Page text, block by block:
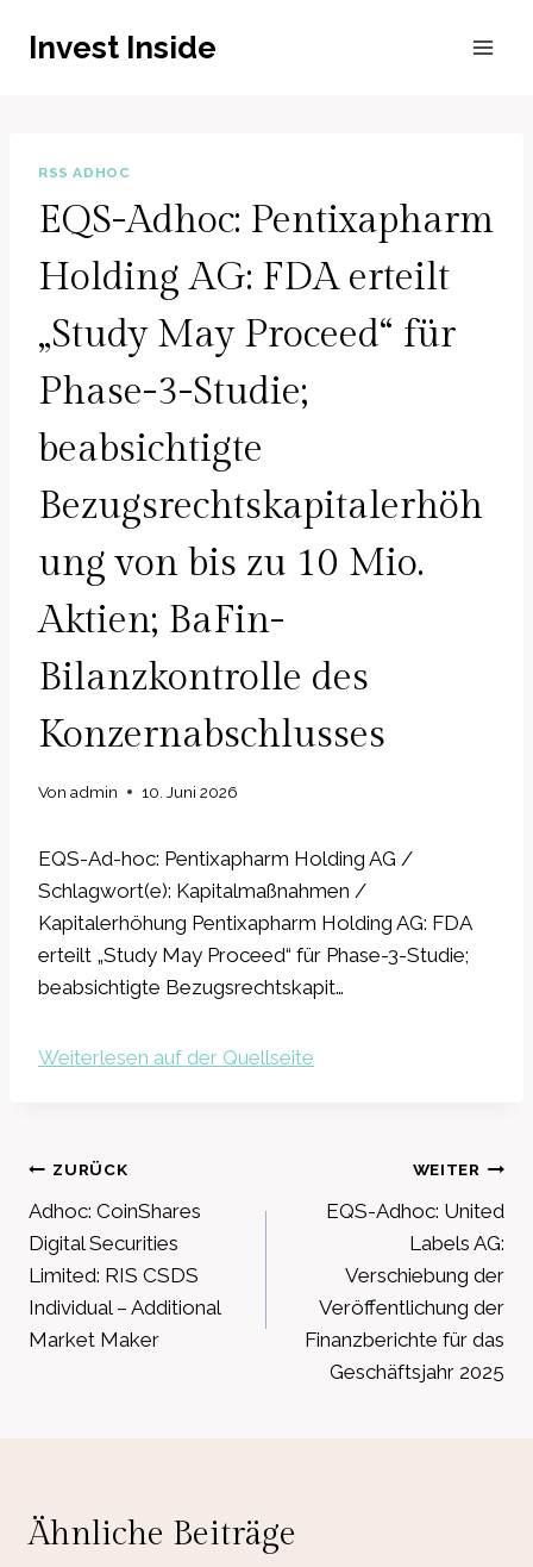
InhaltInvest Inside
RSS ADHOC
EQS-Adhoc: Pentixapharm
Holding AG: FDA erteilt
„Study May Proceed“ für
Phase-3-Studie;
beabsichtigte
Bezugsrechtskapitalerhöh
ung von bis zu 10 Mio.
Aktien; BaFin-
Bilanzkontrolle des
Konzernabschlusses
Von admin 10. Juni 2026
EQS-Ad-hoc: Pentixapharm Holding AG /
Schlagwort(e): Kapitalmaßnahmen /
Kapitalerhöhung Pentixapharm Holding AG: FDA
erteilt „Study May Proceed“ für Phase-3-Studie;
beabsichtigte Bezugsrechtskapit…
Weiterlesen auf der Quellseite
Beitragsnavigation
ZURÜCK
Adhoc: CoinShares
Digital Securities
Limited: RIS CSDS
Individual – Additional
Market Maker
WEITER
EQS-Adhoc: United
Labels AG:
Verschiebung der
Veröffentlichung der
Finanzberichte für das
Geschäftsjahr 2025
Ähnliche Beiträge